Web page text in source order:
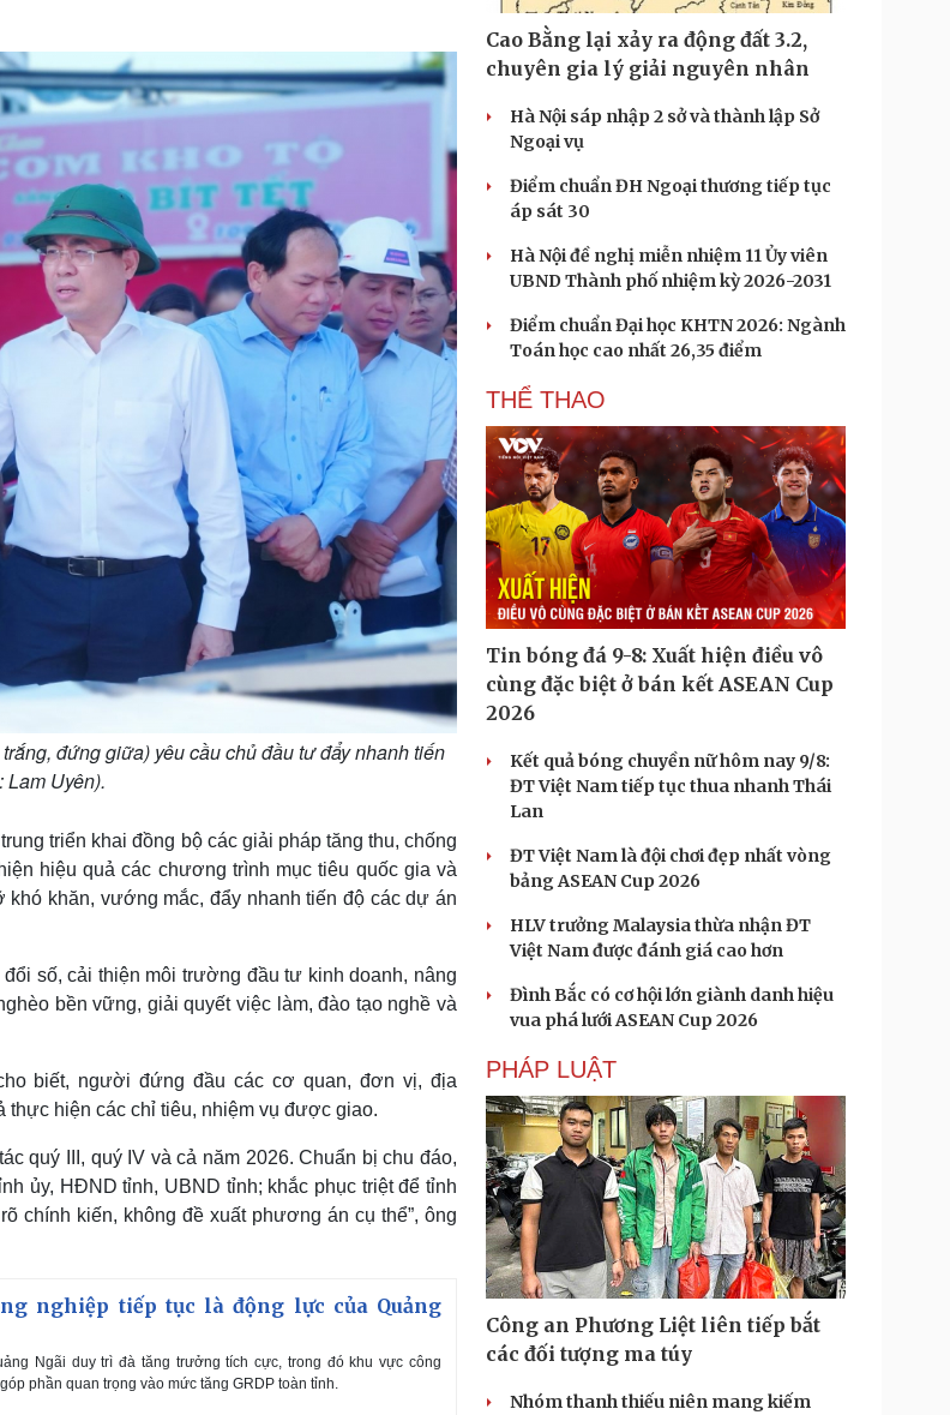
đứng giữa) yêu cầu chủ đầu tư đẩy nhanh tiến
Uyên).
triển khai đồng bộ các giải pháp tăng thu, chống
hiệu quả các chương trình mục tiêu quốc gia và
khăn, vướng mắc, đẩy nhanh tiến độ các dự án
số, cải thiện môi trường đầu tư kinh doanh, nâng
bền vững, giải quyết việc làm, đào tạo nghề và
biết, người đứng đầu các cơ quan, đơn vị, địa
hiện các chỉ tiêu, nhiệm vụ được giao.
quý III, quý IV và cả năm 2026. Chuẩn bị chu đáo,
ủy, HĐND tỉnh, UBND tỉnh; khắc phục triệt để tỉnh
chính kiến, không đề xuất phương án cụ thể”, ông
nghiệp tiếp tục là động lực của Quảng
Ngãi duy trì đà tăng trưởng tích cực, trong đó khu vực công
phần quan trọng vào mức tăng GRDP toàn tỉnh.
Cao Bằng lại xảy ra động đất 3.2,
chuyên gia lý giải nguyên nhân
Hà Nội sáp nhập 2 sở và thành lập Sở
Ngoại vụ
Điểm chuẩn ĐH Ngoại thương tiếp tục
áp sát 30
Hà Nội đề nghị miễn nhiệm 11 Ủy viên
UBND Thành phố nhiệm kỳ 2026-2031
Điểm chuẩn Đại học KHTN 2026: Ngành
Toán học cao nhất 26,35 điểm
THỂ THAO
Tin bóng đá 9-8: Xuất hiện điều vô
cùng đặc biệt ở bán kết ASEAN Cup
2026
Kết quả bóng chuyền nữ hôm nay 9/8:
ĐT Việt Nam tiếp tục thua nhanh Thái
Lan
ĐT Việt Nam là đội chơi đẹp nhất vòng
bảng ASEAN Cup 2026
HLV trưởng Malaysia thừa nhận ĐT
Việt Nam được đánh giá cao hơn
Đình Bắc có cơ hội lớn giành danh hiệu
vua phá lưới ASEAN Cup 2026
PHÁP LUẬT
Công an Phương Liệt liên tiếp bắt
các đối tượng ma túy
Nhóm thanh thiếu niên mang kiếm